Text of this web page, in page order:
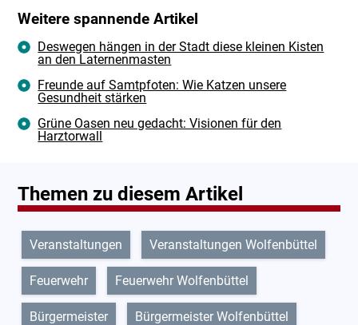
Weitere spannende Artikel
Deswegen hängen in der Stadt diese kleinen Kisten
an den Laternenmasten
Freunde auf Samtpfoten: Wie Katzen unsere
Gesundheit stärken
Grüne Oasen neu gedacht: Visionen für den
Harztorwall
Themen zu diesem Artikel
Veranstaltungen Veranstaltungen Wolfenbüttel
Feuerwehr Feuerwehr Wolfenbüttel
Bürgermeister Bürgermeister Wolfenbüttel